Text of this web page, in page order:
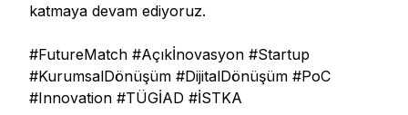
katmaya devam ediyoruz.
#FutureMatch #Açıkİnovasyon #Startup
#KurumsalDönüşüm #DijitalDönüşüm #PoC
#Innovation #TÜGİAD #İSTKA